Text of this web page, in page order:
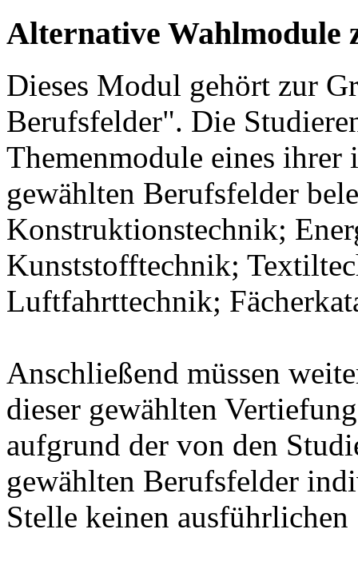
Alternative Wahlmodule
Dieses Modul gehört zur
Berufsfelder". Die
Themenmodule eines ihrer
gewählten Berufsfelder
Konstruktionstechnik;
Kunststofftechnik;
Luftfahrttechnik;
Anschließend müssen
dieser gewählten
aufgrund der von den
gewählten Berufsfelder
Stelle keinen